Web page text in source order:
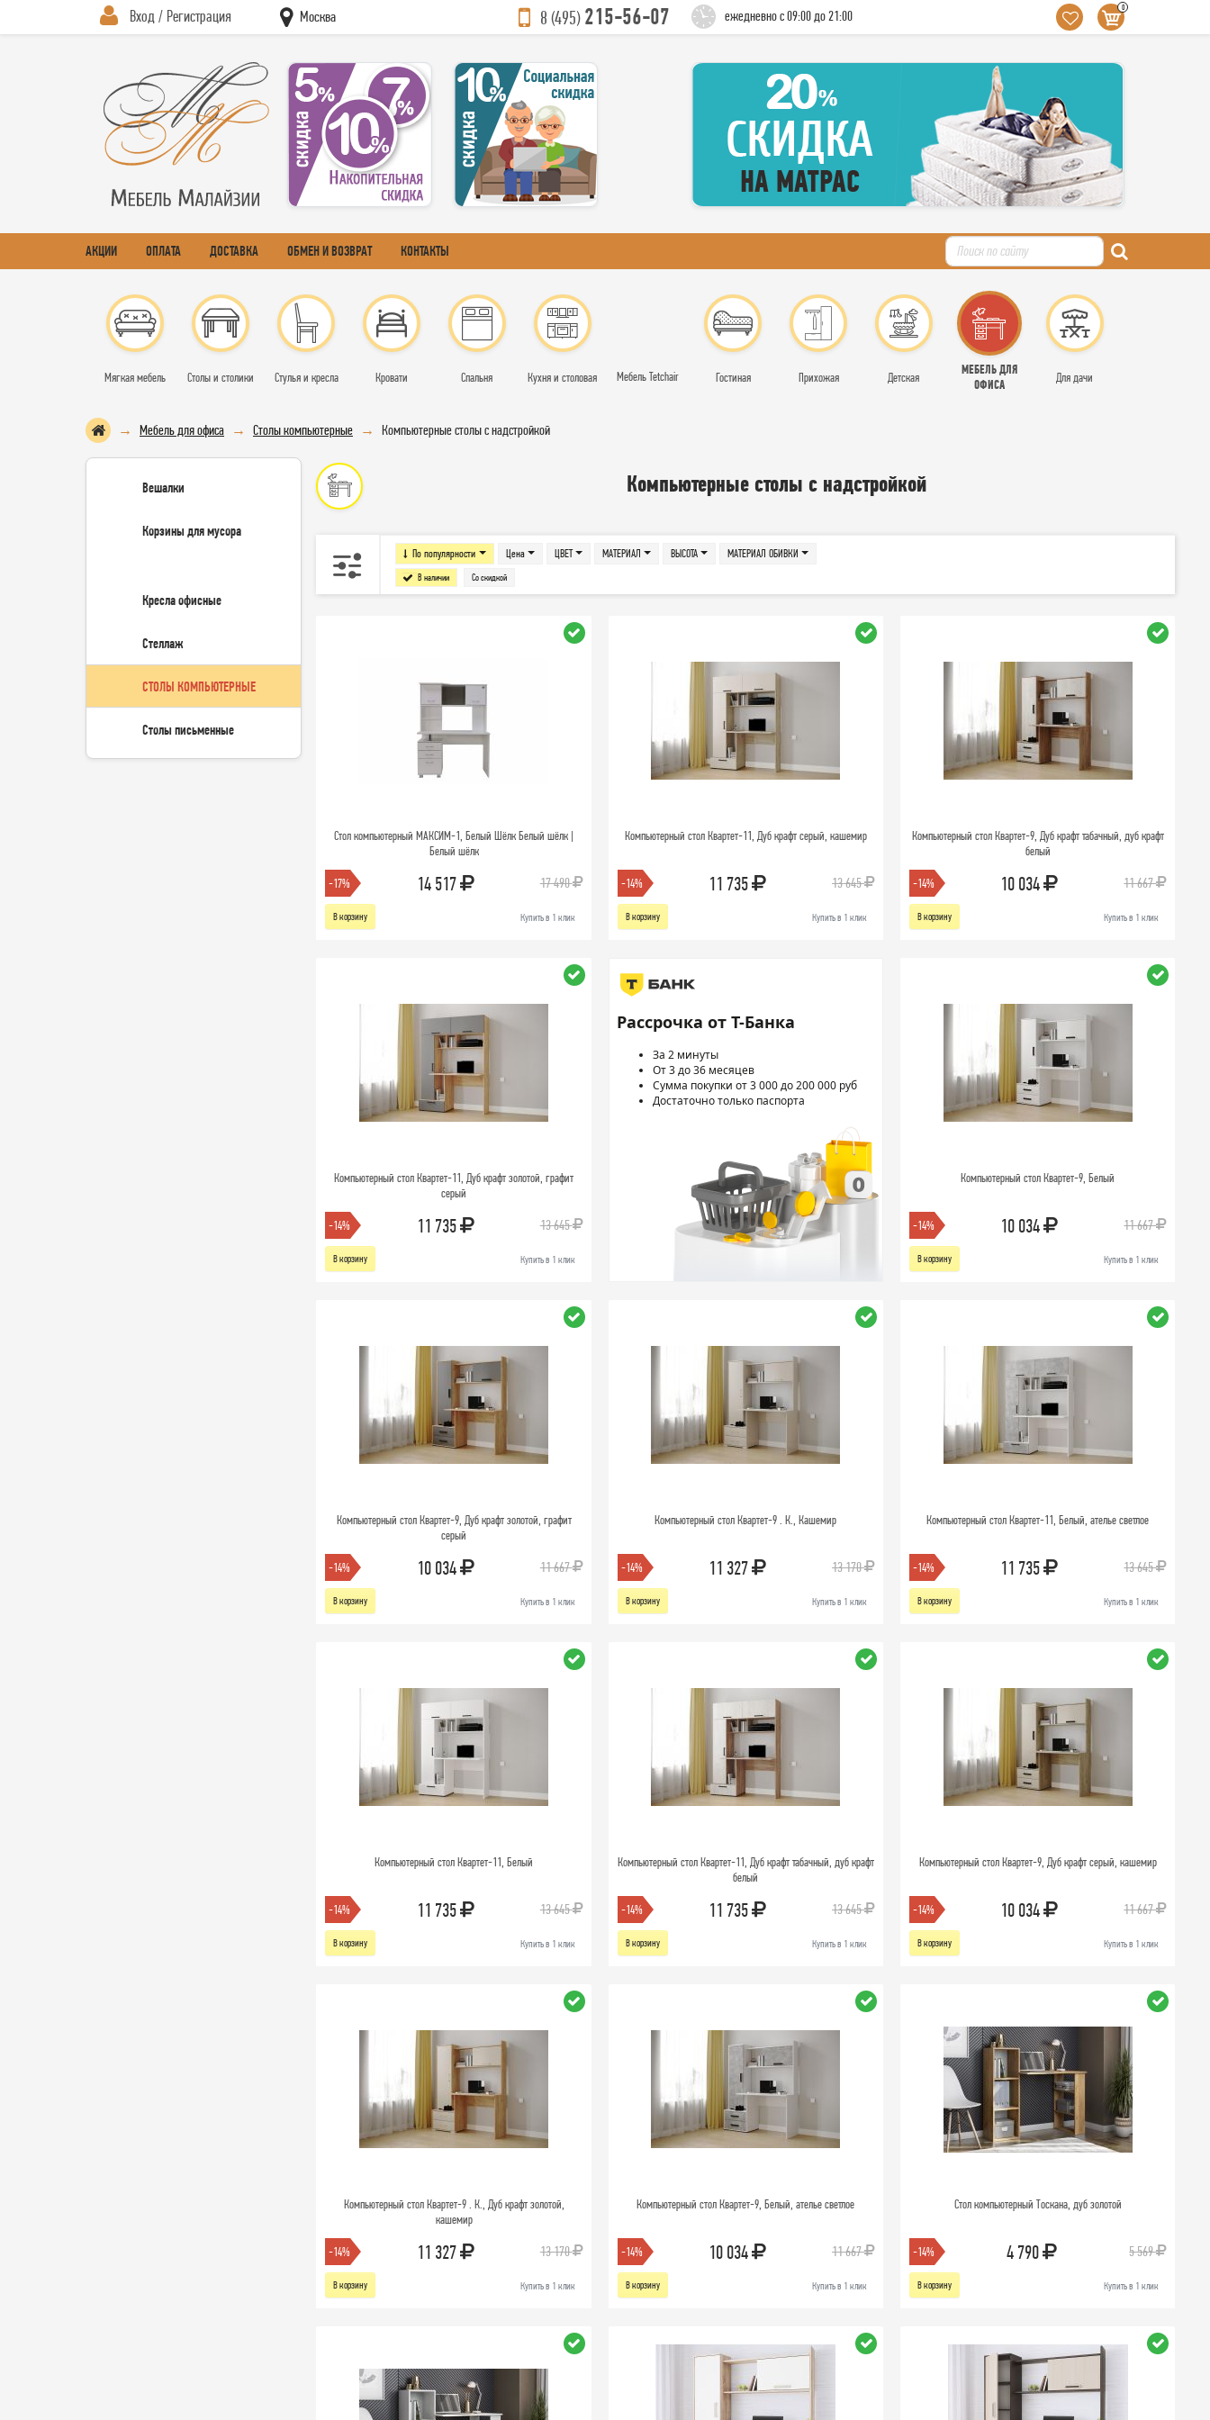
Вход / Регистрация Москва 8 (495)215-56-07 ежедневно с 09:00 до 21:00
0
АКЦИИ ОПЛАТА ДОСТАВКА ОБМЕН И ВОЗВРАТ КОНТАКТЫ
Мягкая мебель Столы и столики Стулья и кресла Кровати Спальня Кухня и столовая Мебель Tetchair Гостиная Прихожая Детская
МЕБЕЛЬ ДЛЯ
ОФИСА
Для дачи
Мебель для офиса Столы компьютерные Компьютерные столы с надстройкой
Вешалки
Корзины для мусора
Кресла офисные
Стеллаж
СТОЛЫ КОМПЬЮТЕРНЫЕ
Столы письменные
Компьютерные столы с надстройкой
По популярности Цена
В наличии Со скидкой
ЦВЕТ МАТЕРИАЛ ВЫСОТА МАТЕРИАЛ ОБИВКИ
Стол компьютерный МАКСИМ-1, Белый Шёлк Белый шёлк |
Белый шёлк
-17% 14 517 17 490
В корзину Купить в 1 клик
Компьютерный стол Квартет-11, Дуб крафт серый, кашемир
-14% 11 735 13 645
В корзину Купить в 1 клик
Компьютерный стол Квартет-9, Дуб крафт табачный, дуб крафт
белый
-14% 10 034 11 667
В корзину Купить в 1 клик
Компьютерный стол Квартет-11, Дуб крафт золотой, графит
серый
-14% 11 735 13 645
В корзину Купить в 1 клик
Рассрочка от Т-Банка
За 2 минуты
От 3 до 36 месяцев
Сумма покупки от 3 000 до 200 000 руб
Достаточно только паспорта
Компьютерный стол Квартет-9, Белый
-14% 10 034 11 667
В корзину Купить в 1 клик
Компьютерный стол Квартет-9, Дуб крафт золотой, графит
серый
-14% 10 034 11 667
В корзину Купить в 1 клик
Компьютерный стол Квартет-9 . К., Кашемир
-14% 11 327 13 170
В корзину Купить в 1 клик
Компьютерный стол Квартет-11, Белый, ателье светлое
-14% 11 735 13 645
В корзину Купить в 1 клик
Компьютерный стол Квартет-11, Белый
-14% 11 735 13 645
В корзину Купить в 1 клик
Компьютерный стол Квартет-11, Дуб крафт табачный, дуб крафт
белый
-14% 11 735 13 645
В корзину Купить в 1 клик
Компьютерный стол Квартет-9, Дуб крафт серый, кашемир
-14% 10 034 11 667
В корзину Купить в 1 клик
Компьютерный стол Квартет-9 . К., Дуб крафт золотой,
кашемир
-14% 11 327 13 170
В корзину Купить в 1 клик
Компьютерный стол Квартет-9, Белый, ателье светлое
-14% 10 034 11 667
В корзину Купить в 1 клик
Стол компьютерный Тоскана, дуб золотой
-14% 4 790 5 569
В корзину Купить в 1 клик